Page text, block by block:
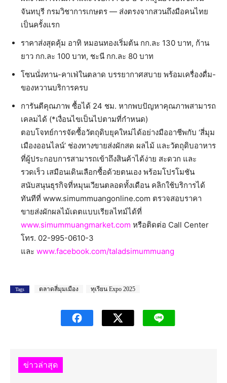
จันทบุรี กรมวิชาการเกษตร — ส่งตรงจากสวนถึงมือคนไทย
เป็นครั้งแรก
ราคาส่งสุดคุ้ม อาทิ หมอนทองเริ่มต้น กก.ละ 130 บาท, ก้าน
ยาว กก.ละ 100 บาท, ชะนี กก.ละ 80 บาท
โซนนั่งทาน-คาเฟ่ในตลาด บรรยากาศสบาย พร้อมเครื่องดื่ม-
ของหวานบริการครบ
การันตีคุณภาพ ซื้อได้ 24 ชม. หากพบปัญหาคุณภาพสามารถ
เคลมได้ (*เงื่อนไขเป็นไปตามที่กำหนด)
ตอบโจทย์การจัดซื้อวัตถุดิบยุคใหม่ได้อย่างมืออาชีพกับ ‘สี่มุม
เมืองออนไลน์’ ช่องทางขายส่งผักสด ผลไม้ และวัตถุดิบอาหาร
ที่ผู้ประกอบการสามารถเข้าถึงสินค้าได้ง่าย สะดวก และ
รวดเร็ว เสมือนเดินเลือกซื้อด้วยตนเอง พร้อมโปรโมชัน
สนับสนุนธุรกิจที่หมุนเวียนตลอดทั้งเดือน คลิกใช้บริการได้
ทันทีที่ www.simummuangonline.com ตรวจสอบราคา
ขายส่งผักผลไม้เดตแบบเรียลไทม์ได้ที่
www.simummuangmarket.com หรือติดต่อ Call Center
โทร. 02-995-0610-3
และ www.facebook.com/taladsimummuang
Tags ตลาดสี่มุมเมือง ทุเรียน Expo 2025
ข่าวล่าสุด